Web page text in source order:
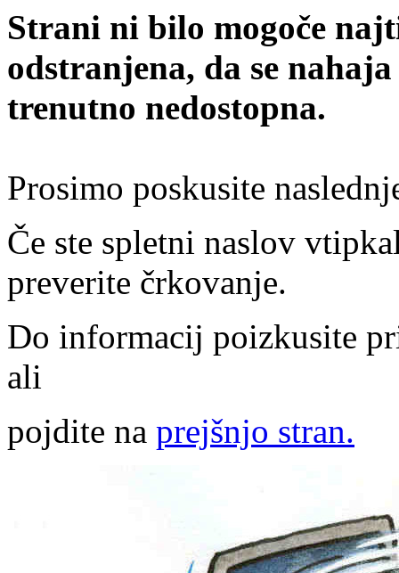
Strani ni bilo mogoče
odstranjena, da se
trenutno nedostopna.
Prosimo poskusite
Če ste spletni naslov
preverite črkovanje.
Do informacij poizkusite
ali
pojdite na prejšnjo stran.